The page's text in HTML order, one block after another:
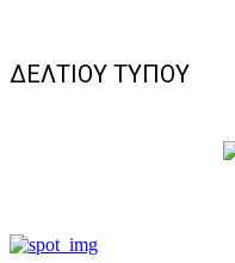
ΔΕΛΤΙΟΥ ΤΥΠΟΥ